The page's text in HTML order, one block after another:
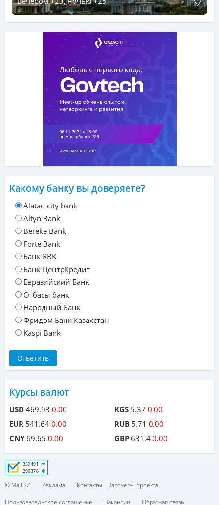
Какому банку вы доверяете?
Alatau city bank
Altyn Bank
Bereke Bank
Forte Bank
Банк RBK
Банк ЦентрКредит
Евразийский Банк
Отбасы банк
Народный Банк
Фридом Банк Казахстан
Kaspi Bank
Курсы валют
USD 469.93 0.00
EUR 541.64 0.00
CNY69.65 0.00
KGS 5.37 0.00
RUB 5.71 0.00
GBP 631.4 0.00
© Mail.KZ Реклама Контакты
Партнеры проекта
Пользовательское соглашение
Вакансии Обратная связь